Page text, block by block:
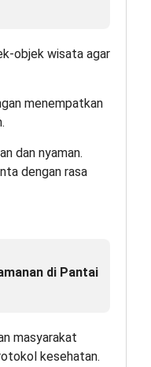
objek wisata agar
menempatkan
dan nyaman.
dengan rasa
di Pantai
masyarakat
kesehatan.